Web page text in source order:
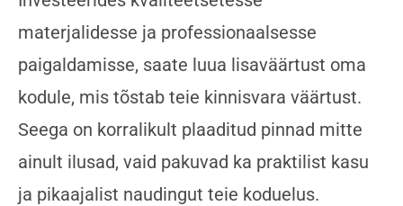
materjalidesse ja professionaalsesse
paigaldamisse, saate luua lisaväärtust oma
kodule, mis tõstab teie kinnisvara väärtust.
Seega on korralikult plaaditud pinnad mitte
ainult ilusad, vaid pakuvad ka praktilist kasu
ja pikaajalist naudingut teie koduelus.